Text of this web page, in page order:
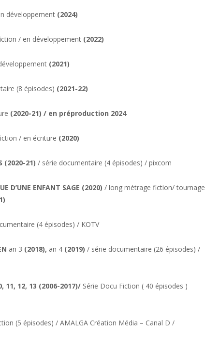
développement (2024)
/ en développement (2022)
(2021)
(8 épisodes) (2021-22)
(2020-21) / en préproduction 2024
/ en écriture (2020)
(2020-21) / série documentaire (4 épisodes) / pixcom
D’UNE ENFANT SAGE (2020) / long métrage fiction/ tournage
(4 épisodes) / KOTV
an 3 (2018), an 4 (2019) / série documentaire (26 épisodes) /
11, 12, 13 (2006-2017)/ Série Docu Fiction ( 40 épisodes )
(5 épisodes) / AMALGA Création Média – Canal D /